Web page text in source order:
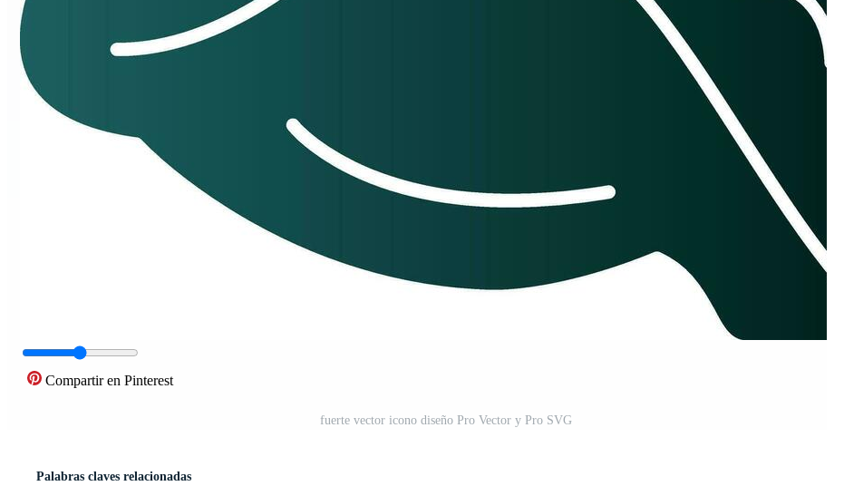
Compartir en Pinterest
fuerte vector icono diseño Pro Vector y Pro SVG
Palabras claves relacionadas